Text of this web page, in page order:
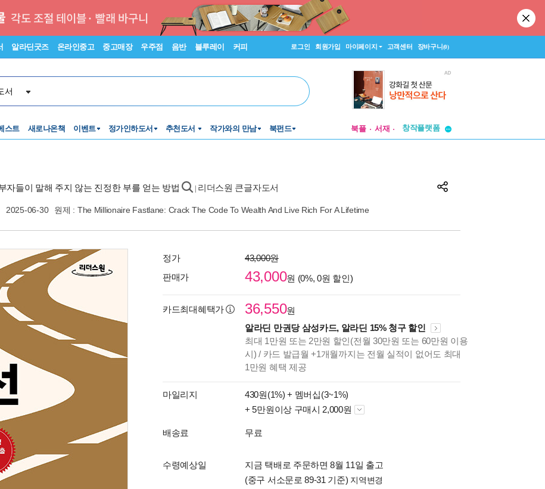
알라딘굿즈 온라인중고 중고매장 우주점 음반 블루레이 커피 로그인 회원가입 마이페이지 고객센터 장바구니(0)
서
스트 새로나온책 이벤트 정가인하도서 추천도서 작가와의 만남 북펀드 북플 서재
투비컨티뉴드
자들이 말해 주지 않는 진정한 부를 얻는 방법 리더스원 큰글자도서
2025-06-30 원제 : The Millionaire Fastlane: Crack The Code To Wealth And Live Rich For A Lifetime
정가
43,000원
판매가
43,000원 (0%, 0원 할인)
카드최대혜택가 36,550원
알라딘 만권당 삼성카드, 알라딘 15% 청구 할인
최대 1만원 또는 2만원 할인(전월 30만원 또는 60만원 이용
시) / 카드 발급월 +1개월까지는 전월 실적이 없어도 최대
1만원 혜택 제공
마일리지 430원(1%) + 멤버십(3~1%)
+ 5만원이상 구매시 2,000원
배송료 무료
수령예상일
지금 택배로 주문하면 8월 11일 출고
(중구 서소문로 89-31 기준) 지역변경